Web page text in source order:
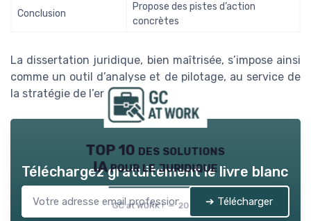
Conclusion
Propose des pistes d’action
concrètes
La dissertation juridique, bien maîtrisée, s’impose ainsi
comme un outil d’analyse et de pilotage, au service de
la stratégie de l’entreprise.
TOP 10 des solutions
IA pour le juridique
GC at WORK ! — 2026
Téléchargez gratuitement le livre blanc
➔ Télécharger